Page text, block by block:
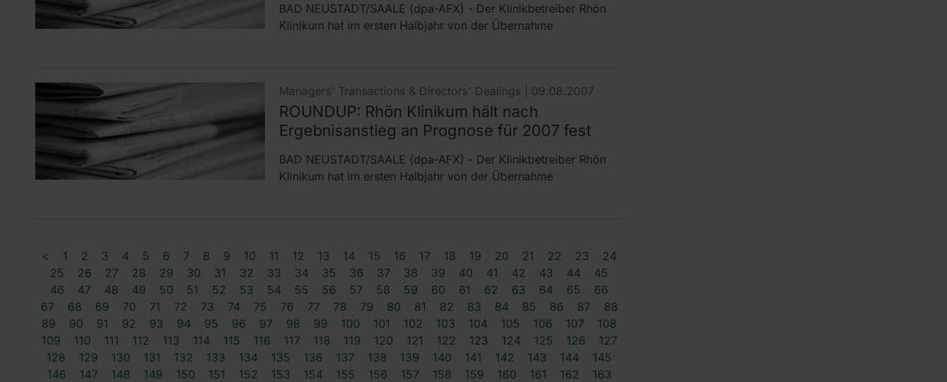
BAD NEUSTADT/SAALE (dpa-AFX) - Der Klinikbetreiber Rhön
Klinikum hat im ersten Halbjahr von der Übernahme
Managers' Transactions & Directors' Dealings | 09.08.2007
ROUNDUP: Rhön Klinikum hält nach
Ergebnisanstieg an Prognose für 2007 fest
BAD NEUSTADT/SAALE (dpa-AFX) - Der Klinikbetreiber Rhön
Klinikum hat im ersten Halbjahr von der Übernahme
< 1 2 3 4 5 6 7 8 9 10 11 12 13 14 15 16 17 18 19 20 21 22 23
24
25
26 27 28 29 30 31 32 33 34 35 36 37 38 39 40 41 42 43 44
45
46
47 48 49 50 51 52 53 54 55 56 57 58 59 60 61 62 63 64 65
66
67
68 69 70 71 72 73 74 75 76 77 78 79 80 81 82 83 84 85 86 87
88
89
90 91 92 93 94 95 96 97 98 99 100 101 102 103 104 105 106 107
108
109
110 111 112 113 114 115 116 117 118 119 120 121 122 123 124 125 126
127
128
129 130 131 132 133 134 135 136 137 138 139 140 141 142 143 144
145
146
147 148 149 150 151 152 153 154 155 156 157 158 159 160 161 162
163